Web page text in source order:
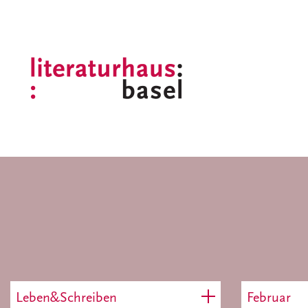
Leben&Schreiben Februar